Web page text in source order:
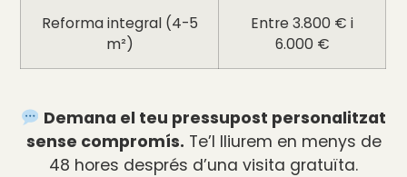
Reforma integral (4-5
m²)
Entre 3.800 € i
6.000 €
Demana el teu pressupost personalitzat
sense compromís. Te’l lliurem en menys de
48 hores després d’una visita gratuïta.